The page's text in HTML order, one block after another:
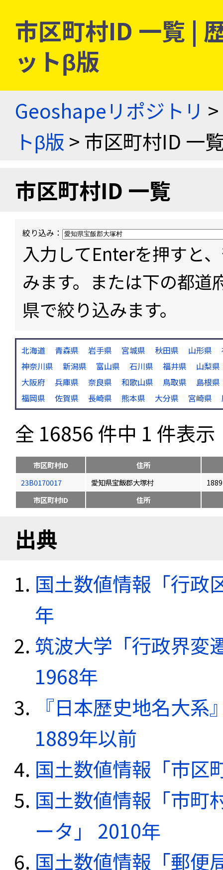
市区町村ID 一覧 |
ットβ版
Geoshapeリポジトリ >
トβ版 > 市区町村ID 一
市区町村ID 一覧
絞り込み：
入力してEnterを押すと
みます。または下の都道
県で絞り込みます。
北海道 青森県 岩手県 宮城県 秋田県 山形県
神奈川県
新潟県 富山県 石川県 福井県
山梨県
大阪府
兵庫県 奈良県 和歌山県 鳥取県
島根県
福岡県
佐賀県 長崎県 熊本県 大分県 宮崎県
全 16856 件中 1 件表示
市区町村ID
住所
23B0170017
愛知県宝飯郡大塚村
市区町村ID
住所
出典
国土数値情報「行政
年
筑波大学「行政界変
1968年
『日本歴史地名大
1889年以前
国土数値情報「市区
国土数値情報「市町
ータ」 2010年
国土数値情報「郵便